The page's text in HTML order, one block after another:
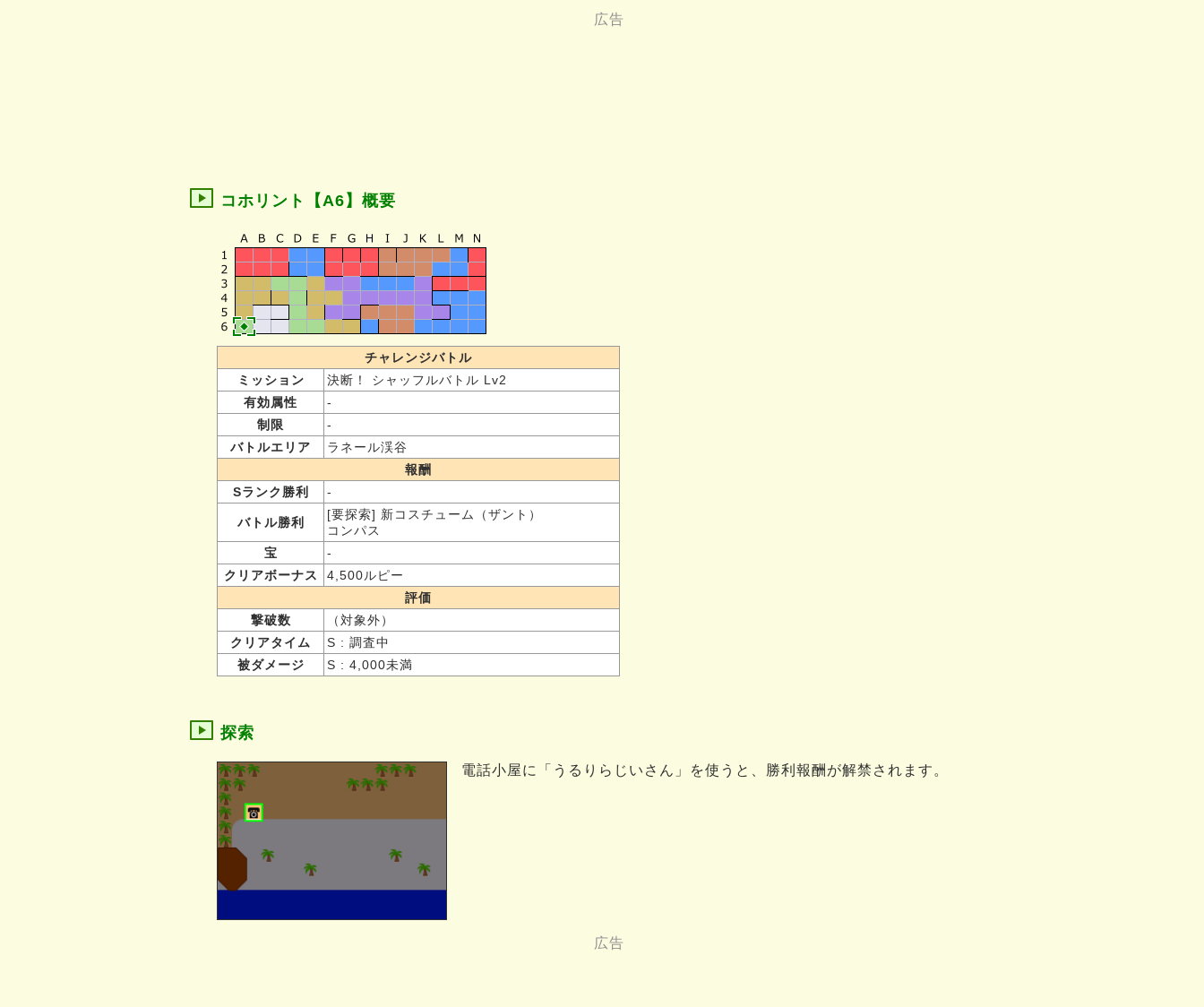
コホリント【A6】概要
チャレンジバトル
ミッション
決断！ シャッフルバトル Lv2
有効属性
-
制限
-
バトルエリア
ラネール渓谷
報酬
Sランク勝利
-
バトル勝利
[要探索] 新コスチューム（ザント）
コンパス
宝
-
クリアボーナス
4,500ルピー
評価
撃破数
（対象外）
クリアタイム
S : 調査中
被ダメージ
S : 4,000未満
探索
電話小屋に「うるりらじいさん」を使うと、勝利報酬が解禁されます。